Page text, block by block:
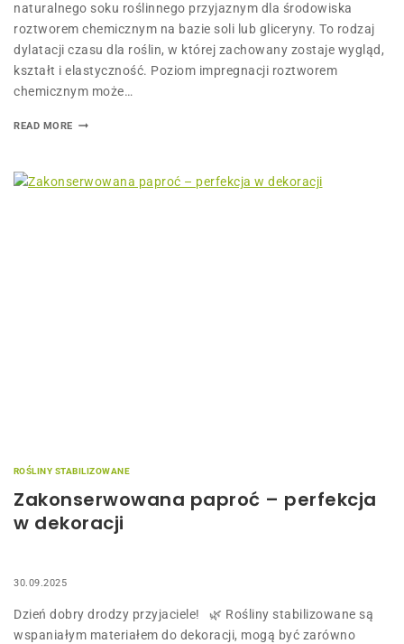
naturalnego soku roślinnego przyjaznym dla środowiska
roztworem chemicznym na bazie soli lub gliceryny. To rodzaj
dylatacji czasu dla roślin, w której zachowany zostaje wygląd,
kształt i elastyczność. Poziom impregnacji roztworem
chemicznym może…
READ MORE
ROŚLINY STABILIZOWANE
Zakonserwowana paproć – perfekcja
w dekoracji
30.09.2025
Dzień dobry drodzy przyjaciele! 🌿 Rośliny stabilizowane są
wspaniałym materiałem do dekoracji, mogą być zarówno